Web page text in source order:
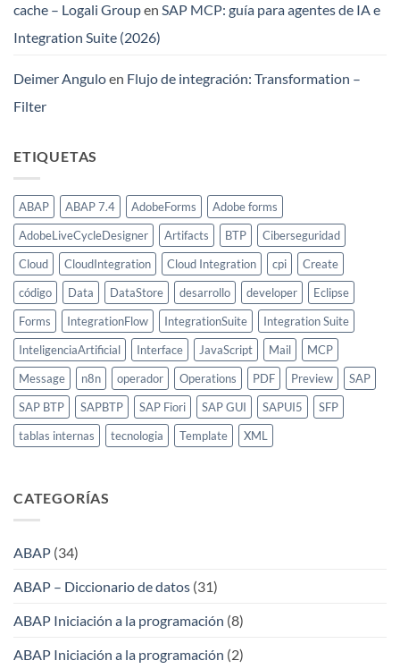
cache – Logali Groupen SAP MCP: guía para agentes de IA e
Integration Suite (2026)
Deimer Anguloen Flujo de integración: Transformation –
Filter
ETIQUETAS
ABAP ABAP 7.4 AdobeForms
Adobe forms
AdobeLiveCycleDesigner
Artifacts BTP
Ciberseguridad
Cloud
CloudIntegration Cloud Integration cpi
Create
código
Data DataStore desarrollo developer
Eclipse
Forms
IntegrationFlow IntegrationSuite
Integration Suite
InteligenciaArtificial
Interface JavaScript Mail
MCP
Message
n8n operador Operations PDF Preview
SAP
SAP BTP
SAPBTP SAP Fiori SAP GUI SAPUI5
SFP
tablas internas
tecnologia Template XML
CATEGORÍAS
ABAP (34)
ABAP – Diccionario de datos (31)
ABAP Iniciación a la programación (8)
ABAP Iniciación a la programación (2)